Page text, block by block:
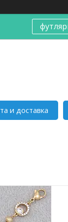
и доставка